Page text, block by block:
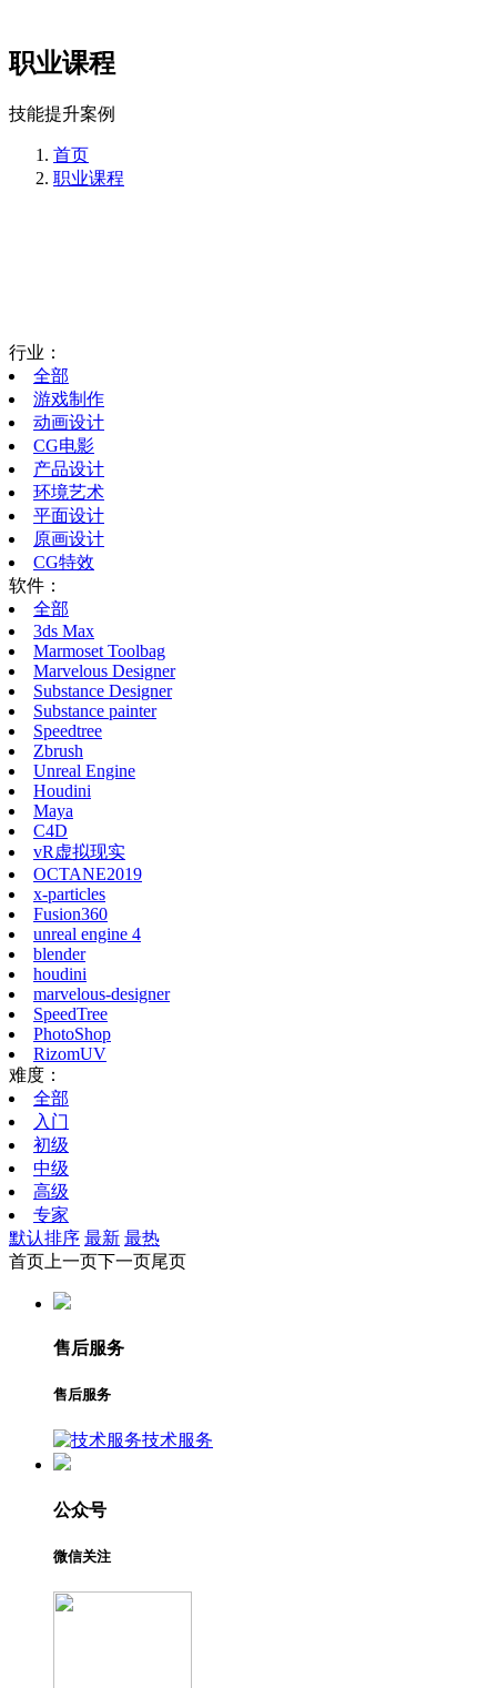
职业课程
技能提升案例
首页
职业课程
行业：
全部
游戏制作
动画设计
CG电影
产品设计
环境艺术
平面设计
原画设计
CG特效
软件：
全部
3ds Max
Marmoset Toolbag
Marvelous Designer
Substance Designer
Substance painter
Speedtree
Zbrush
Unreal Engine
Houdini
Maya
C4D
vR虚拟现实
OCTANE2019
x-particles
Fusion360
unreal engine 4
blender
houdini
marvelous-designer
SpeedTree
PhotoShop
RizomUV
难度：
全部
入门
初级
中级
高级
专家
默认排序 最新 最热
首页 上一页下一页尾页
售后服务
售后服务
技术服务
公众号
微信关注